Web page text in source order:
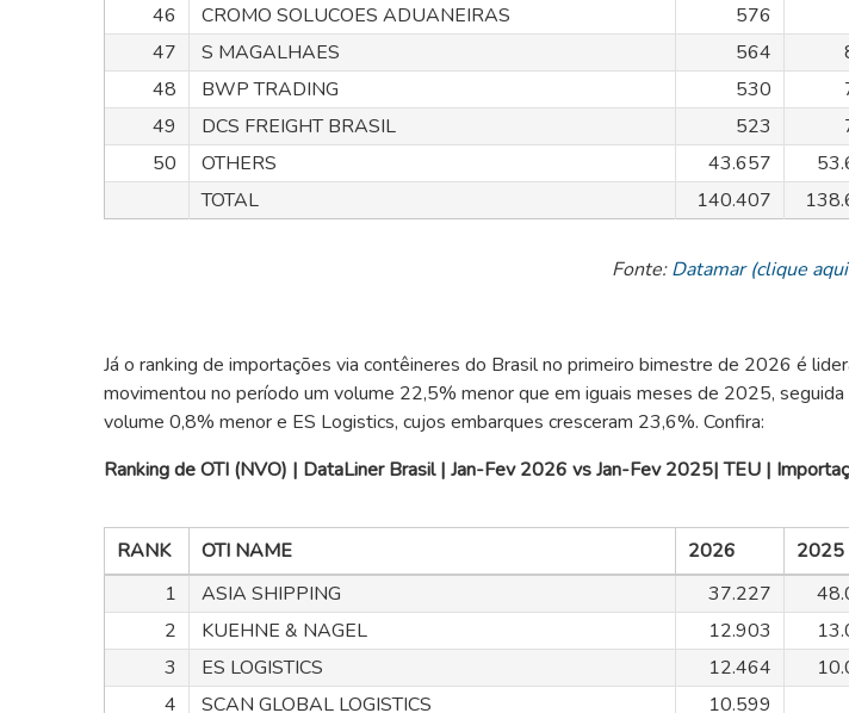
46
CROMO SOLUCOES ADUANEIRAS 576
47
S MAGALHAES 564
48
BWP TRADING 530
49
DCS FREIGHT BRASIL 523
50
OTHERS 43.657
TOTAL
140.407
Fonte:Datamar (clique
Já o ranking de importações via contêineres do Brasil no primeiro bimestre de 2026 é
movimentou no período um volume 22,5% menor que em iguais meses de 2025, seguida
volume 0,8% menor e ES Logistics, cujos embarques cresceram 23,6%. Confira:
Ranking de OTI (NVO) | DataLiner Brasil | Jan-Fev 2026 vs Jan-Fev 2025| TEU |
RANK OTI NAME 2026 2025
1
ASIA SHIPPING 37.227
2
KUEHNE & NAGEL 12.903
3
ES LOGISTICS 12.464
4
SCAN GLOBAL LOGISTICS 10.599